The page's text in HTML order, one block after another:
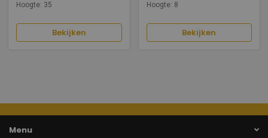
Hoogte: 35
Bekijken
Hoogte: 8
Bekijken
Menu